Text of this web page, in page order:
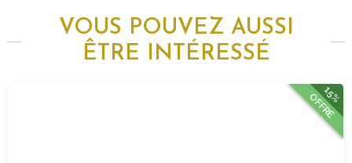
VOUS POUVEZ AUSSI
ÊTRE INTÉRESSÉ
15%
OFFRE